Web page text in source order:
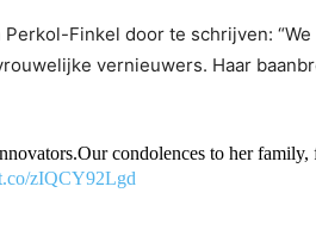
Finkel door te schrijven:
vernieuwers. Haar
condolences to her family,
zIQCY92Lgd